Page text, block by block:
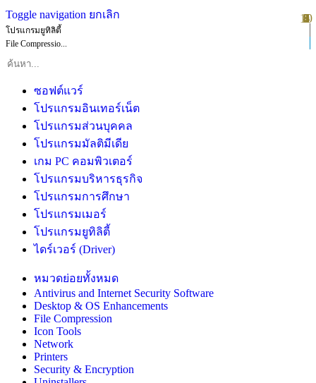
Toggle navigation ยกเลิก
โปรแกรมยูทิลิตี้
File Compressio...
ซอฟต์แวร์
โปรแกรมอินเทอร์เน็ต
โปรแกรมส่วนบุคคล
โปรแกรมมัลติมีเดีย
เกม PC คอมพิวเตอร์
โปรแกรมบริหารธุรกิจ
โปรแกรมการศึกษา
โปรแกรมเมอร์
โปรแกรมยูทิลิตี้
ไดร์เวอร์ (Driver)
หมวดย่อยทั้งหมด
Antivirus and Internet Security Software
Desktop & OS Enhancements
File Compression
Icon Tools
Network
Printers
Security & Encryption
1
2
3
4
5
6
7
8
9
10